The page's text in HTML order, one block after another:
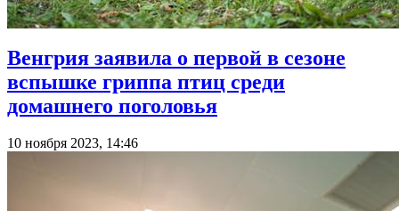
Венгрия заявила о первой в сезоне
вспышке гриппа птиц среди
домашнего поголовья
10 ноября 2023, 14:46